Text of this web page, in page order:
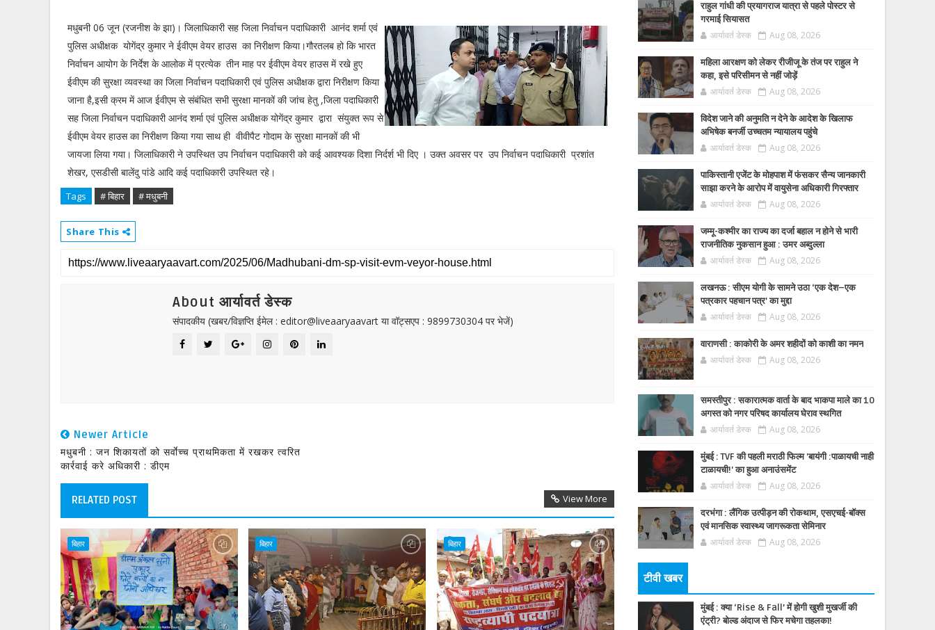
मधुबनी 06 जून (रजनीश के झा)। जिलाधिकारी सह जिला निर्वाचन पदाधिकारी आनंद शर्मा एवं
पुलिस अधीक्षक योगेंद्र कुमार ने ईवीएम वेयर हाउस का निरीक्षण किया।गौरतलब हो कि भारत
निर्वाचन आयोग के निर्देश के आलोक में प्रत्येक तीन माह पर ईवीएम वेयर हाउस में रखे हुए
ईवीएम की सुरक्षा व्यवस्था का जिला निर्वाचन पदाधिकारी एवं पुलिस अधीक्षक द्वारा निरीक्षण किया
जाना है,इसी क्रम में आज ईवीएम से संबंधित सभी सुरक्षा मानकों की जांच हेतु ,जिला पदाधिकारी
सह जिला निर्वाचन पदाधिकारी आनंद शर्मा एवं पुलिस अधीक्षक योगेंद्र कुमार द्वारा संयुक्त रूप से
ईवीएम वेयर हाउस का निरीक्षण किया गया साथ ही वीवीपैट गोदाम के सुरक्षा मानकों की भी
जायजा लिया गया। जिलाधिकारी ने उपस्थित उप निर्वाचन पदाधिकारी को कई आवश्यक दिशा निर्दर्श भी दिए । उक्त अवसर पर उप निर्वाचन पदाधिकारी प्रशांत
शेखर, एसडीसी बालेंदु पांडे आदि कई पदाधिकारी उपस्थित रहे।
Tags # बिहार # मधुबनी
Share This
About आर्यावर्त डेस्क
संपादकीय (खबर/विज्ञप्ति ईमेल : editor@liveaaryaavart या वॉट्सएप : 9899730304 पर भेजें)
Newer Article
मधुबनी : जन शिकायतों को सर्वाेच्च प्राथमिकता में रखकर त्वरित
कार्रवाई करे अधिकारी : डीएम
RELATED POST View More
बिहार बिहार बिहार
राहुल गांधी की प्रयागराज यात्रा से पहले पोस्टर से
गरमाई सियासत
आर्यावर्त डेस्क Aug 08, 2026
महिला आरक्षण को लेकर रीजीजू के तंज पर राहुल ने
कहा, इसे परिसीमन से नहीं जोड़ें
आर्यावर्त डेस्क Aug 08, 2026
विदेश जाने की अनुमति न देने के आदेश के खिलाफ
अभिषेक बनर्जी उच्चतम न्यायालय पहुंचे
आर्यावर्त डेस्क Aug 08, 2026
पाकिस्तानी एजेंट के मोहपाश में फंसकर सैन्य जानकारी
साझा करने के आरोप में वायुसेना अधिकारी गिरफ्तार
आर्यावर्त डेस्क Aug 08, 2026
जम्मू-कश्मीर का राज्य का दर्जा बहाल न होने से भारी
राजनीतिक नुकसान हुआ : उमर अब्दुल्ला
आर्यावर्त डेस्क Aug 08, 2026
लखनऊ : सीएम योगी के सामने उठा ‘एक देश–एक
पत्रकार पहचान पत्र’ का मुद्दा
आर्यावर्त डेस्क Aug 08, 2026
वाराणसी : काकोरी के अमर शहीदों को काशी का नमन
आर्यावर्त डेस्क Aug 08, 2026
समस्तीपुर : सकारात्मक वार्ता के बाद भाकपा माले का 10
अगस्त को नगर परिषद कार्यालय घेराव स्थगित
आर्यावर्त डेस्क Aug 08, 2026
मुंबई : TVF की पहली मराठी फिल्म 'बायंगी :पाळायची नाही
टाळायची!' का हुआ अनाउंसमेंट
आर्यावर्त डेस्क Aug 08, 2026
दरभंगा : लैंगिक उत्पीड़न की रोकथाम, एसएचई-बॉक्स
एवं मानसिक स्वास्थ्य जागरूकता सेमिनार
आर्यावर्त डेस्क Aug 08, 2026
टीवी खबर
मुंबई : क्या ‘Rise & Fall’ में होगी खुशी मुखर्जी की
एंट्री? बोल्ड अंदाज से फिर मचेगा तहलका!